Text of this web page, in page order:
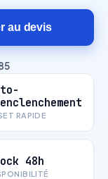
au devis
RAPIDE
48h